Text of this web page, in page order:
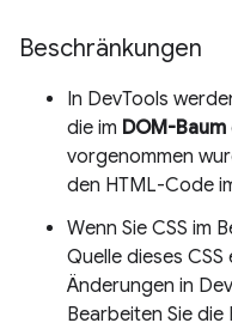
Beschränkungen
In DevTools
die im DOM-Baum
vorgenommen
den HTML-Code
Wenn Sie CSS im
Quelle dieses
Änderungen in
Bearbeiten Sie